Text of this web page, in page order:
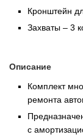
Кронштейн
Захваты – 3
Описание
Комплект
ремонта
с